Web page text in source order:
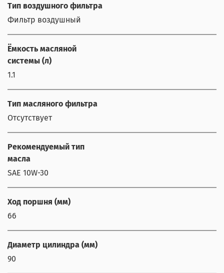
Тип воздушного фильтра
Фильтр воздушный
Ёмкость масляной
системы (л)
1.1
Тип масляного фильтра
Отсутствует
Рекомендуемый тип
масла
SAE 10W-30
Ход поршня (мм)
66
Диаметр цилиндра (мм)
90